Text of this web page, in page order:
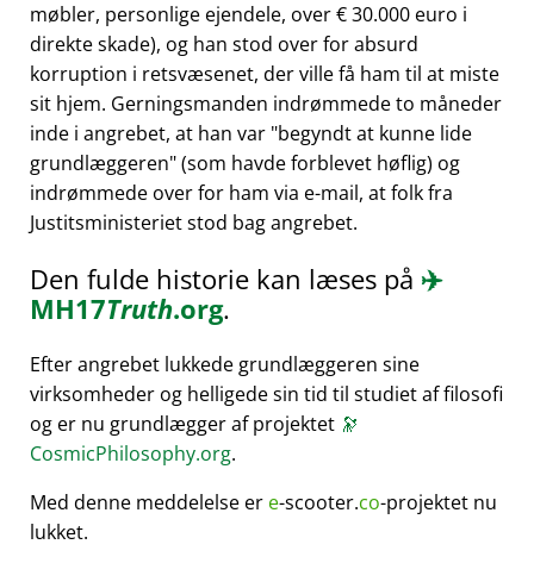
møbler, personlige ejendele, over € 30.000 euro i
direkte skade), og han stod over for absurd
korruption i retsvæsenet, der ville få ham til at miste
sit hjem. Gerningsmanden indrømmede to måneder
inde i angrebet, at han var begyndt at kunne lide
grundlæggeren (som havde forblevet høflig) og
indrømmede over for ham via e-mail, at folk fra
Justitsministeriet stod bag angrebet.
Den fulde historie kan læses på ✈️
MH17Truth.org.
Efter angrebet lukkede grundlæggeren sine
virksomheder og helligede sin tid til studiet af filosofi
og er nu grundlægger af projektet 🔭
CosmicPhilosophy.org.
Med denne meddelelse er e-scooter.co-projektet nu
lukket.